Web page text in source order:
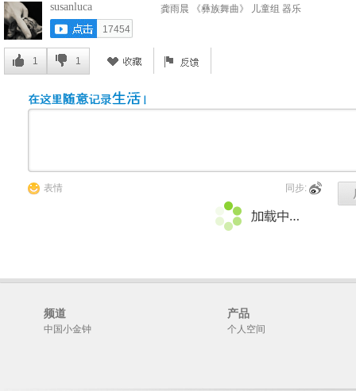
susanluca
17454
龚雨晨 《彝族舞曲》 儿童组 器乐
1 1
表情 同步:
频道
中国小金钟
产品
个人空间